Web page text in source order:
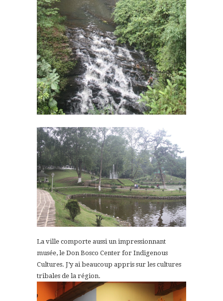
La ville comporte aussi un impressionnant
musée, le Don Bosco Center for Indigenous
Cultures. J’y ai beaucoup appris sur les cultures
tribales de la région.